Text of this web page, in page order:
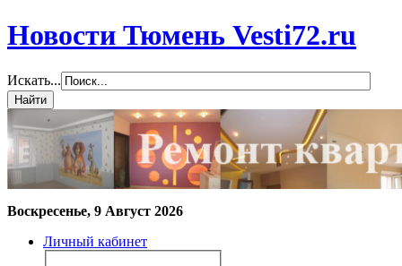
Новости Тюмень Vesti72.ru
Искать...
Воскресенье, 9 Август 2026
Личный кабинет